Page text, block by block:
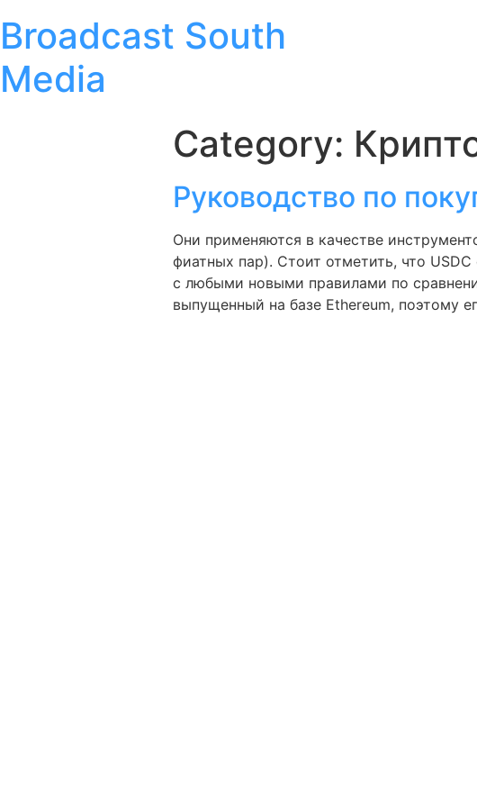
Broadcast South
Media
Category:
Руководство по
Они применяются в качестве
фиатных пар). Стоит отметить, что
с любыми новыми правилами по
выпущенный на базе Ethereum, поэтому